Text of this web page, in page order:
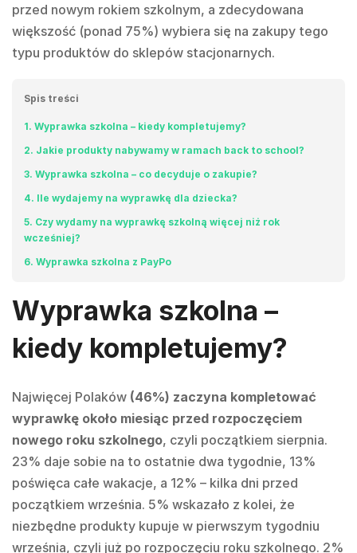
przed nowym rokiem szkolnym, a zdecydowana
większość (ponad 75%) wybiera się na zakupy tego
typu produktów do sklepów stacjonarnych.
Spis treści
1 Wyprawka szkolna – kiedy kompletujemy?
2 Jakie produkty nabywamy w ramach back to school?
3 Wyprawka szkolna – co decyduje o zakupie?
4 Ile wydajemy na wyprawkę dla dziecka?
5 Czy wydamy na wyprawkę szkolną więcej niż rok
wcześniej?
6 Wyprawka szkolna z PayPo
Wyprawka szkolna –
kiedy kompletujemy?
Najwięcej Polaków (46%) zaczyna kompletować
wyprawkę około miesiąc przed rozpoczęciem
nowego roku szkolnego, czyli początkiem sierpnia.
23% daje sobie na to ostatnie dwa tygodnie, 13%
poświęca całe wakacje, a 12% – kilka dni przed
początkiem września. 5% wskazało z kolei, że
niezbędne produkty kupuje w pierwszym tygodniu
września, czyli już po rozpoczęciu roku szkolnego. 2%